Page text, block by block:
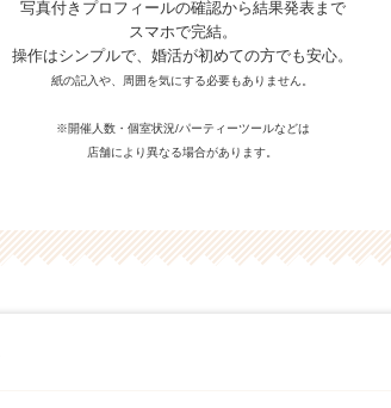
写真付きプロフィールの確認から結果発表まで
スマホで完結。
操作はシンプルで、婚活が初めての方でも安心。
紙の記入や、周囲を気にする必要もありません。
※開催人数・個室状況/パーティーツールなどは
店舗により異なる場合があります。